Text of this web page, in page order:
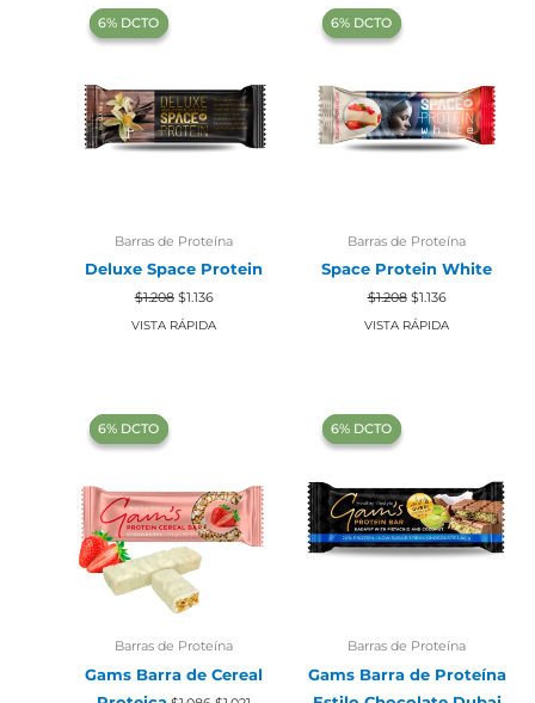
‍6% DCTO‍‍
‍6% DCTO‍‍
Barras de Proteína
Deluxe Space Protein
$1.208 El
precio
original
$1.136El
precio
actual
VISTA RÁPIDA
‍6% DCTO‍‍
‍6% DCTO‍‍
Barras de Proteína
Space Protein White
$1.208 El
precio
original
$1.136El
precio
actual
VISTA RÁPIDA
‍6% DCTO‍‍
‍6% DCTO‍‍
Barras de Proteína
Gams Barra de Cereal
El
‍6% DCTO‍‍
‍6% DCTO‍‍
Barras de Proteína
Gams Barra de Proteína